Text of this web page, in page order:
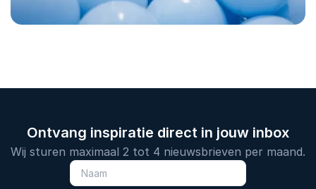
Ontvang inspiratie direct in jouw inbox
Wij sturen maximaal 2 tot 4 nieuwsbrieven per maand.